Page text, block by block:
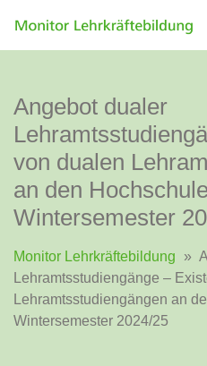
Angebot dualer
von dualen
an den
Wintersemester
Monitor Lehrkräftebildung »
Lehramtsstudiengänge –
Lehramtsstudiengängen an
Wintersemester 2024/25